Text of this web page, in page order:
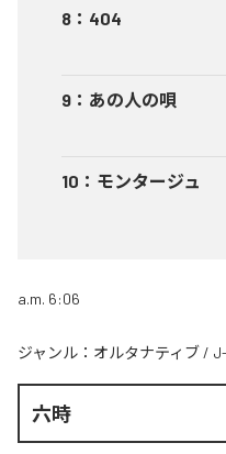
8 ： 404
9 ： あの人の唄
10 ： モンタージュ
a.m. 6:06
ジャンル： オルタナティブ /
六時